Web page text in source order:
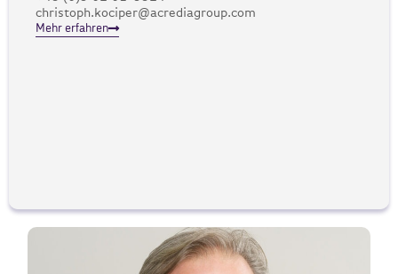
christoph.kociper@acrediagroup.com
Mehr erfahren